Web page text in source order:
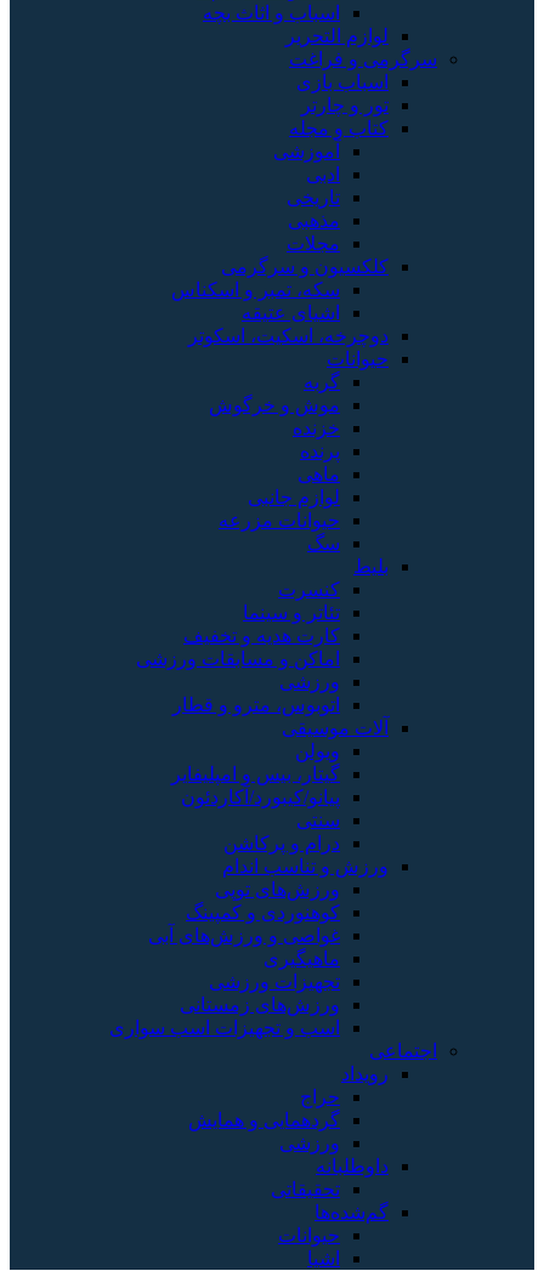
اسباب و اثاث بچه
لوازم التحریر
سرگرمی و فراغت
اسباب‌ بازی
تور و چارتر
کتاب و مجله
آموزشی
ادبی
تاریخی
مذهبی
مجلات
کلکسیون و سرگرمی
سکه، تمبر و اسکناس
اشیای عتیقه
دوچرخه، اسکیت، اسکوتر
حیوانات
گربه
موش و خرگوش
خزنده
پرنده
ماهی
لوازم جانبی
حیوانات مزرعه
سگ
بلیط
کنسرت
تئاتر و سینما
کارت هدیه و تخفیف
اماکن و مسابقات ورزشی
ورزشی
اتوبوس، مترو و قطار
آلات موسیقی
ویولن
گیتار، بیس و امپلیفایر
پیانو/کیبورد/آکاردئون
سنتی
درام و پرکاشن
ورزش و تناسب اندام
ورزش‌های توپی
کوهنوردی و کمپینگ
غواصی و ورزش‌های آبی
ماهیگیری
تجهیزات ورزشی
ورزش‌های زمستانی
اسب و تجهیزات اسب سواری
اجتماعی
رویداد
حراج
گردهمایی و همایش
ورزشی
داوطلبانه
تحقیقاتی
گم‌شده‌ها
حیوانات
اشیا